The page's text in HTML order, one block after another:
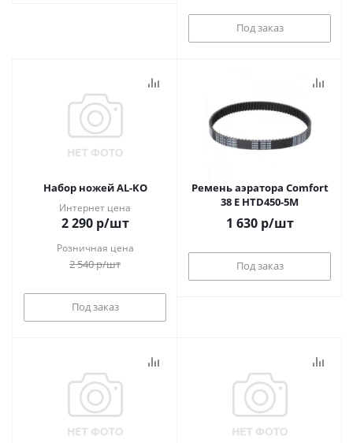
Под заказ
Набор ножей AL-KO
Интернет цена
2 290р/шт
Розничная цена
2 540р/шт
Под заказ
Ремень аэратора Comfort
38 E HTD450-5M
1 630р/шт
Под заказ